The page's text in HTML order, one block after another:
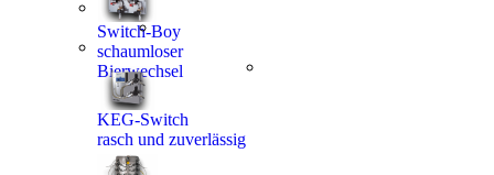
Switch-Boy
schaumloser
Bierwechsel
KEG-Switch
rasch und zuverlässig